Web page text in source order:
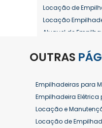
Locação de
Locação
Aluguel de
Aluguel de
Aluguel de
Aluguel de
Aluguel de
Aluguel de
OUTRAS
Empilhadeiras para
Empilhadeira
Locação e
Locação de